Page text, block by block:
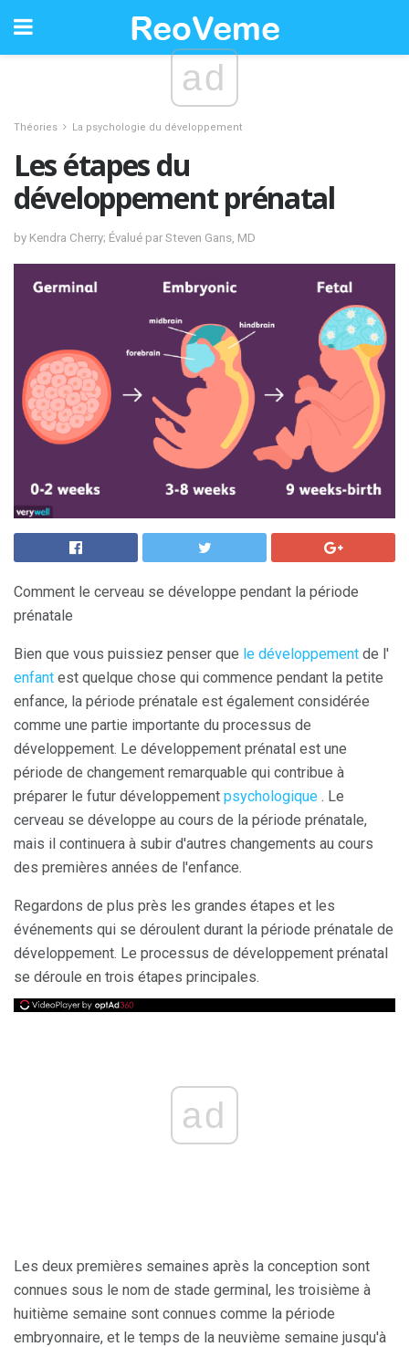
ad
Théories La psychologie du développement
Les étapes du
développement prénatal
by Kendra Cherry; Évalué par Steven Gans, MD
Comment le cerveau se développe pendant la période
prénatale
Bien que vous puissiez penser que le développement de l'
enfant est quelque chose qui commence pendant la petite
enfance, la période prénatale est également considérée
comme une partie importante du processus de
développement. Le développement prénatal est une
période de changement remarquable qui contribue à
préparer le futur développement psychologique . Le
cerveau se développe au cours de la période prénatale,
mais il continuera à subir d'autres changements au cours
des premières années de l'enfance.
Regardons de plus près les grandes étapes et les
événements qui se déroulent durant la période prénatale de
développement. Le processus de développement prénatal
se déroule en trois étapes principales.
ad
Les deux premières semaines après la conception sont
connues sous le nom de stade germinal, les troisième à
huitième semaine sont connues comme la période
embryonnaire, et le temps de la neuvième semaine jusqu'à